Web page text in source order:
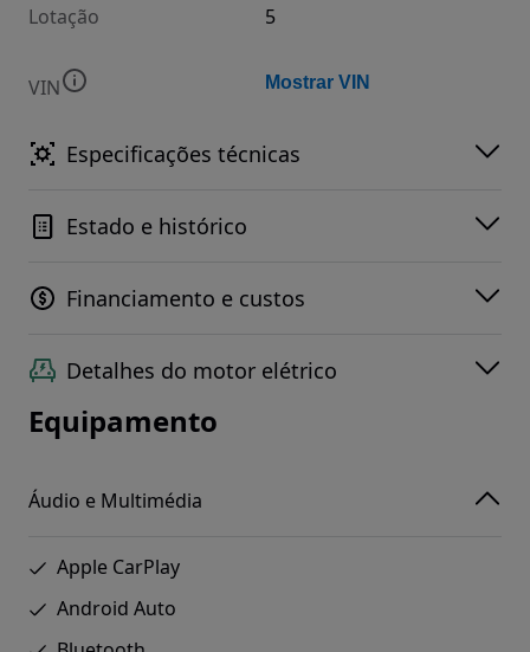
Lotação 5
VIN Mostrar VIN
Especificações técnicas
Estado e histórico
Financiamento e custos
Detalhes do motor elétrico
Equipamento
Áudio e Multimédia
Apple CarPlay
Android Auto